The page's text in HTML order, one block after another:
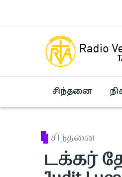
சிந்தனை
சிந்தனை
டக்கர்